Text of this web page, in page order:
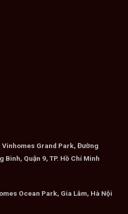
Vinhomes Grand Park, Đường
Bình, Quận 9, TP. Hồ Chí Minh
Ocean Park, Gia Lâm, Hà Nội